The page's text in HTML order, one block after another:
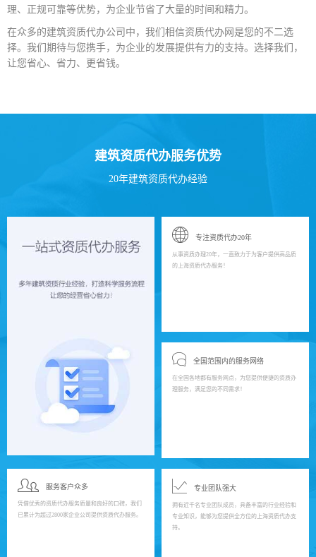
理、正规可靠等优势，为企业节省了大量的时间和精力。
在众多的建筑资质代办公司中，我们相信资质代办网是您的不二选
择。我们期待与您携手，为企业的发展提供有力的支持。选择我们，
让您省心、省力、更省钱。
建筑资质代办服务优势
20年建筑资质代办经验
专注资质代办20年
从事资质办理20年，一直致力于为客户提供高品质
的上海资质代办服务！
全国范围内的服务网络
在全国各地都有服务网点，为您提供便捷的资质办
理服务，满足您的不同需求！
服务客户众多
凭借优秀的资质代办服务质量和良好的口碑，我们
已累计为超过2800家企业公司提供资质代办服务。
专业团队强大
拥有近千名专业团队成员，具备丰富的行业经验和
专业知识，能够为您提供全方位的上海资质代办支
持。